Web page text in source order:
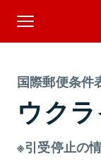
国際郵便条件
ウク
※引受停止の